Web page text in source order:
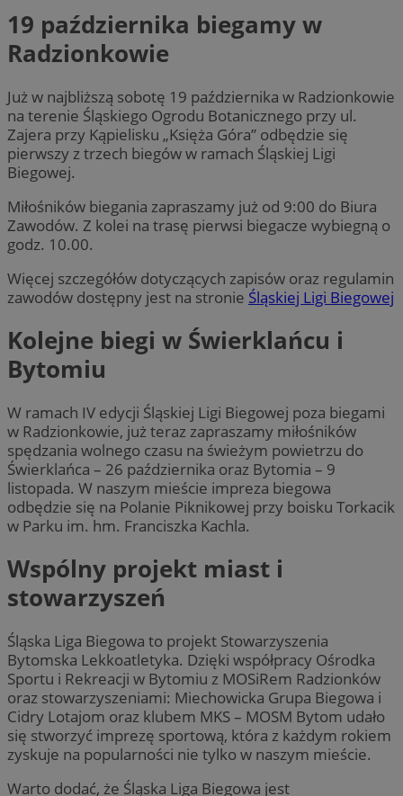
19 października biegamy w
Radzionkowie
Już w najbliższą sobotę 19 października w Radzionkowie
na terenie Śląskiego Ogrodu Botanicznego przy ul.
Zajera przy Kąpielisku „Księża Góra” odbędzie się
pierwszy z trzech biegów w ramach Śląskiej Ligi
Biegowej.
Miłośników biegania zapraszamy już od 9:00 do Biura
Zawodów. Z kolei na trasę pierwsi biegacze wybiegną o
godz. 10.00.
Więcej szczegółów dotyczących zapisów oraz regulamin
zawodów dostępny jest na stronie Śląskiej Ligi Biegowej
Kolejne biegi w Świerklańcu i
Bytomiu
W ramach IV edycji Śląskiej Ligi Biegowej poza biegami
w Radzionkowie, już teraz zapraszamy miłośników
spędzania wolnego czasu na świeżym powietrzu do
Świerklańca – 26 października oraz Bytomia – 9
listopada. W naszym mieście impreza biegowa
odbędzie się na Polanie Piknikowej przy boisku Torkacik
w Parku im. hm. Franciszka Kachla.
Wspólny projekt miast i
stowarzyszeń
Śląska Liga Biegowa to projekt Stowarzyszenia
Bytomska Lekkoatletyka. Dzięki współpracy Ośrodka
Sportu i Rekreacji w Bytomiu z MOSiRem Radzionków
oraz stowarzyszeniami: Miechowicka Grupa Biegowa i
Cidry Lotajom oraz klubem MKS – MOSM Bytom udało
się stworzyć imprezę sportową, która z każdym rokiem
zyskuje na popularności nie tylko w naszym mieście.
Warto dodać, że Śląska Liga Biegowa jest